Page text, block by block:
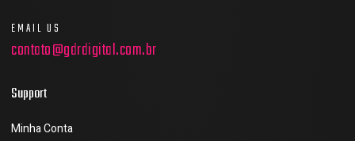
EMAIL US
contato@gdrdigital.com.br
Support
Minha Conta